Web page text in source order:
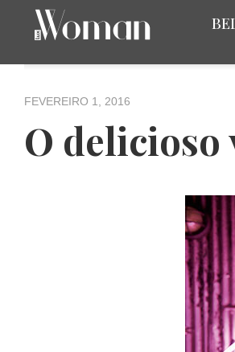
FEVEREIRO 1, 2016
O delicioso